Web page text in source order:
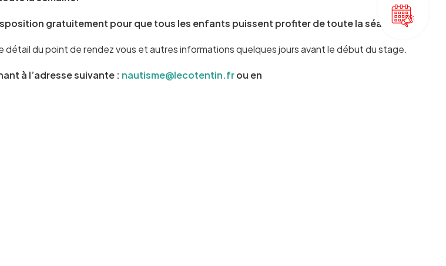
gratuitement pour que tous les enfants puissent profiter de toute la séance.
détail du point de rendez vous et autres informations quelques jours avant le début du stage.
à l’adresse suivante : nautisme@lecotentin.frou en